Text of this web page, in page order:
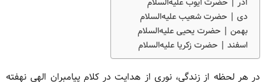
دی | حضرت شعیب علیه‌السلام
بهمن | حضرت یحیی علیه‌السلام
اسفند | حضرت زکریا علیه‌السلام
در هر لحظه از زندگی، نوری از هدایت در کلام پیامبران الهی نهفته